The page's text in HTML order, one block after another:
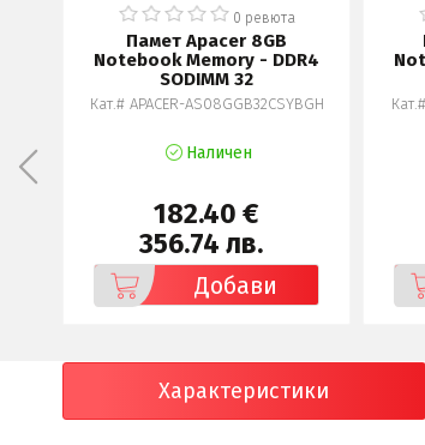
0 ревюта
Памет Apacer 8GB
Notebook Memory - DDR4
SODIMM 32
Кат.# APACER-AS08GGB32CSYBGH
Наличен
182.40 €
356.74 лв.
Добави
Характеристики